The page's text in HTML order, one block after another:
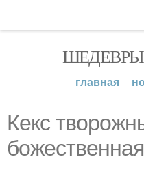
главная
Кекс